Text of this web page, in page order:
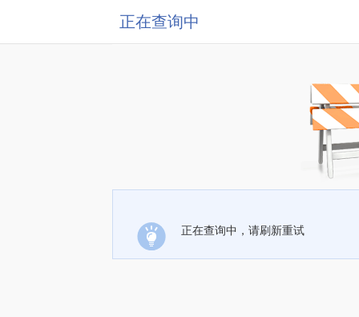
正在查询中
正在查询中，请刷新重试